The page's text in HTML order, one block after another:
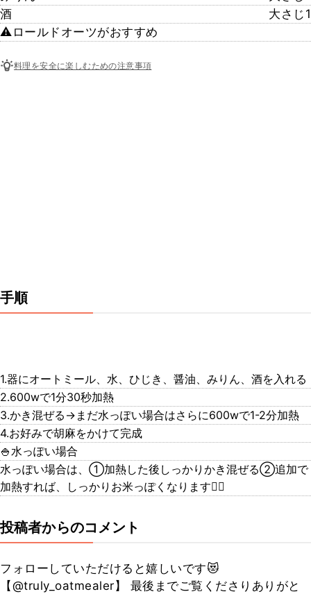
酒
大さじ1
⚠︎ロールドオーツがおすすめ
料理を安全に楽しむための注意事項
手順
1.器にオートミール、水、ひじき、醤油、みりん、酒を入れる
2.600wで1分30秒加熱
3.かき混ぜる→まだ水っぽい場合はさらに600wで1-2分加熱
4.お好みで胡麻をかけて完成
🍚水っぽい場合
水っぽい場合は、①加熱した後しっかりかき混ぜる②追加で
加熱すれば、しっかりお米っぽくなります🙆‍♀️
投稿者からのコメント
フォローしていただけると嬉しいです😻
【@truly_oatmealer】 最後までご覧くださりありがと